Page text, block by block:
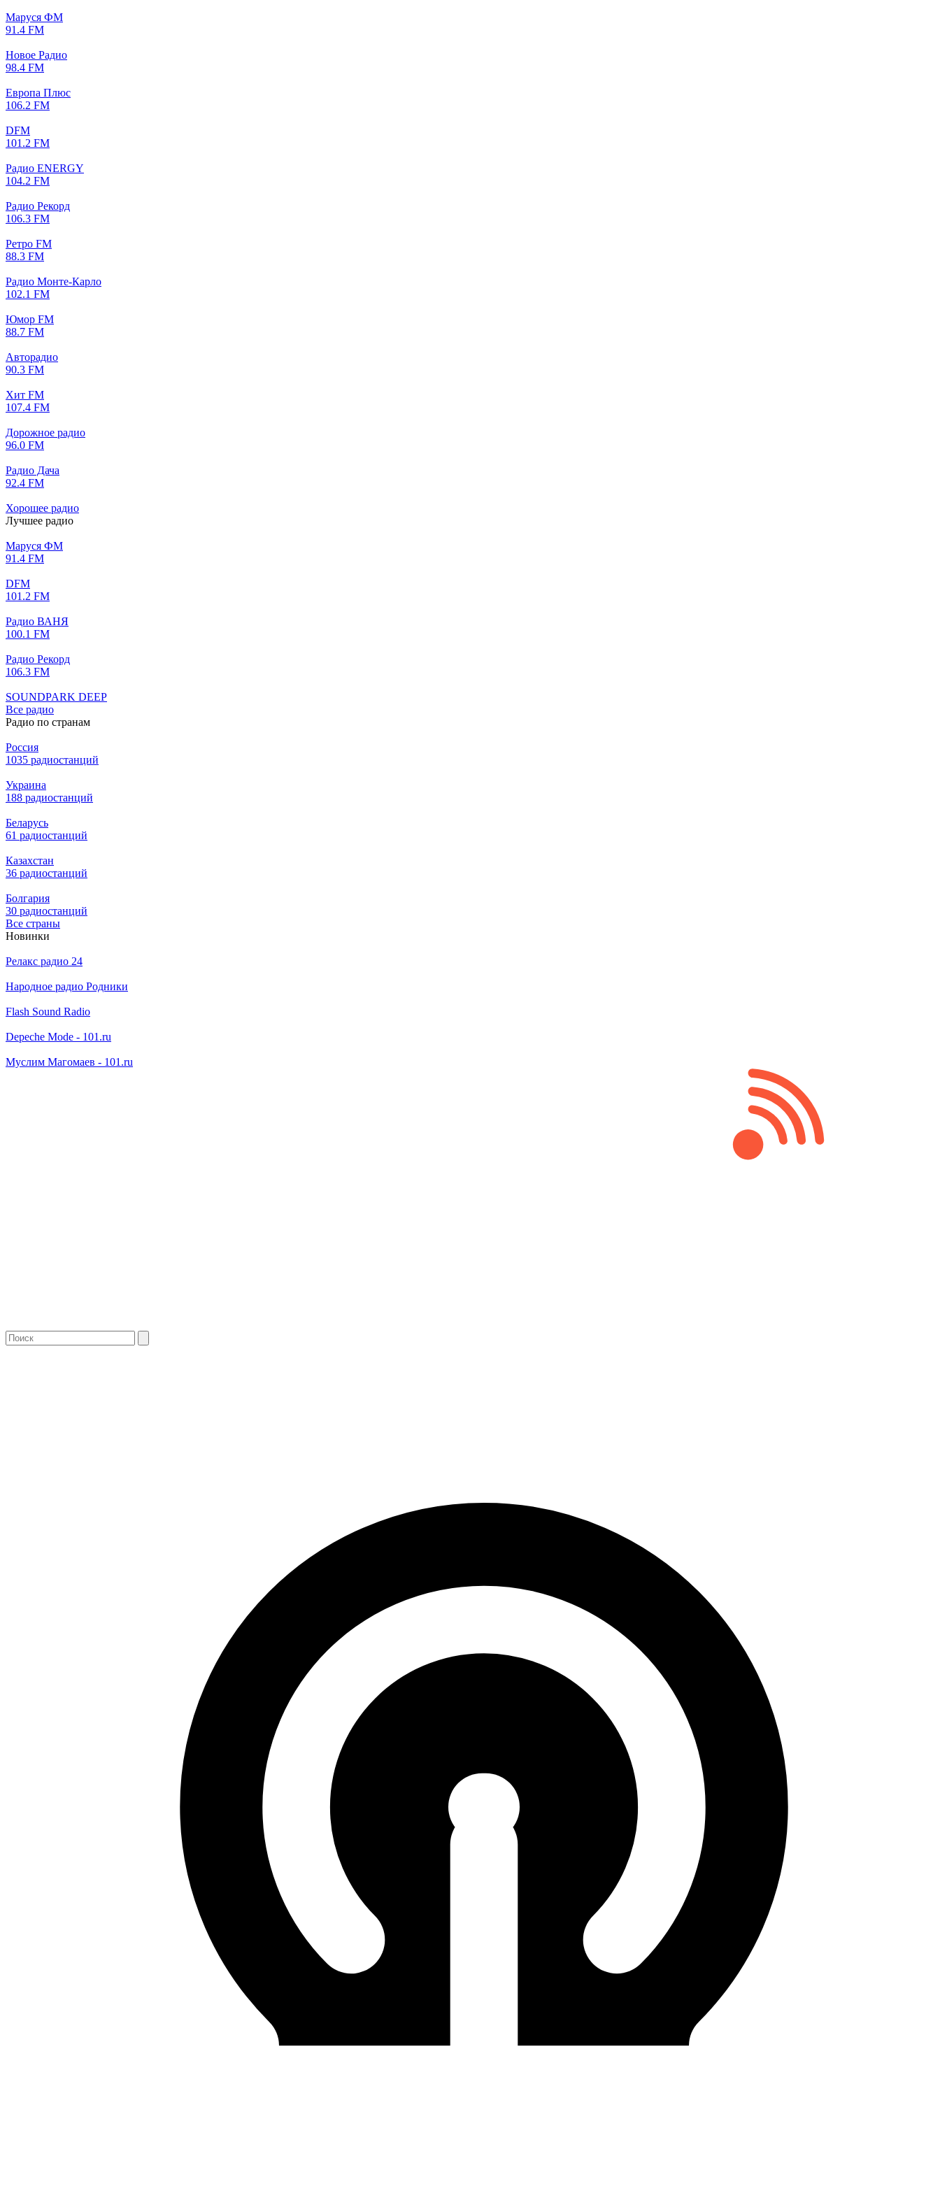
Маруся ФМ
91.4 FM
Новое Радио
98.4 FM
Европа Плюс
106.2 FM
DFM
101.2 FM
Радио ENERGY
104.2 FM
Радио Рекорд
106.3 FM
Ретро FM
88.3 FM
Радио Монте-Карло
102.1 FM
Юмор FM
88.7 FM
Авторадио
90.3 FM
Хит FM
107.4 FM
Дорожное радио
96.0 FM
Радио Дача
92.4 FM
Хорошее радио
Лучшее радио
Маруся ФМ
91.4 FM
DFM
101.2 FM
Радио ВАНЯ
100.1 FM
Радио Рекорд
106.3 FM
SOUNDPARK DEEP
Все радио
Радио по странам
Россия
1035 радиостанций
Украина
188 радиостанций
Беларусь
61 радиостанций
Казахстан
36 радиостанций
Болгария
30 радиостанций
Все страны
Новинки
Релакс радио 24
Народное радио Родники
Flash Sound Radio
Depeche Mode - 101.ru
Муслим Магомаев - 101.ru